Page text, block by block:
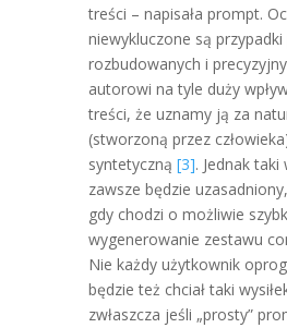
treści – napisała prompt.
niewykluczone są
rozbudowanych i
autorowi na tyle duży
treści, że uznamy ją za
(stworzoną przez
syntetyczną [3]. Jednak taki
zawsze będzie
gdy chodzi o możliwie
wygenerowanie zestawu
Nie każdy użytkownik
będzie też chciał taki
zwłaszcza jeśli „prosty”